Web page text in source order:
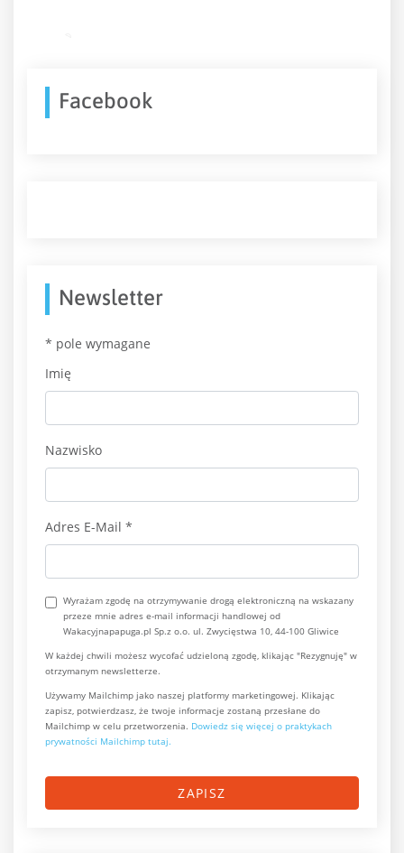
Facebook
Newsletter
* pole wymagane
Imię
Nazwisko
Adres E-Mail *
Wyrażam zgodę na otrzymywanie drogą elektroniczną na wskazany
przeze mnie adres e-mail informacji handlowej od
Wakacyjnapapuga.pl Sp.z o.o. ul. Zwycięstwa 10, 44-100 Gliwice
W każdej chwili możesz wycofać udzieloną zgodę, klikając "Rezygnuję" w
otrzymanym newsletterze.
Używamy Mailchimp jako naszej platformy marketingowej. Klikając
zapisz, potwierdzasz, że twoje informacje zostaną przesłane do
Mailchimp w celu przetworzenia. Dowiedz się więcej o praktykach
prywatności Mailchimp tutaj.
ZAPISZ